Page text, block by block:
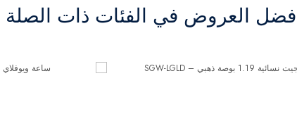
العروض في الفئات ذات الصلة